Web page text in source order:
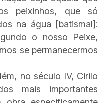
peixinhos, que só
na água [batismal]:
o nosso Peixe,
se permanecermos
no século IV, Cirilo
mais importantes